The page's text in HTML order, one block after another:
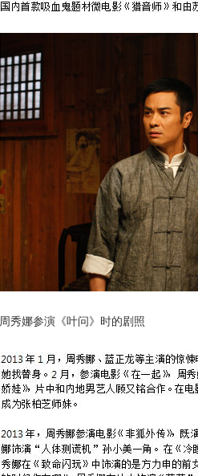
周秀娜参演《叶问》时的剧照